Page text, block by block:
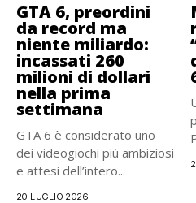
GTA 6, preordini
da record ma
niente miliardo:
incassati 260
milioni di dollari
nella prima
settimana
GTA 6 è considerato uno
dei videogiochi più ambiziosi
e attesi dell’intero...
20 LUGLIO 2026